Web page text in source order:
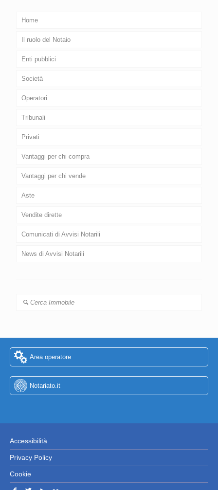
Home
Il ruolo del Notaio
Enti pubblici
Società
Operatori
Tribunali
Privati
Vantaggi per chi compra
Vantaggi per chi vende
Aste
Vendite dirette
Comunicati di Avvisi Notarili
News di Avvisi Notarili
Cerca Immobile
Area operatore
Notariato.it
Accessibilità
Privacy Policy
Cookie